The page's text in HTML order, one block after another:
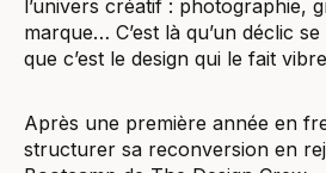
l’univers créatif : photographie,
marque… C’est là qu’un déclic
que c’est le design qui le fait
Après une première année en
structurer sa reconversion en